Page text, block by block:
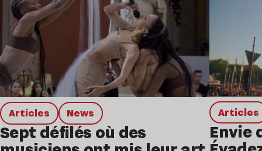
Articles news
Sept défilés où des
Articles
Envie